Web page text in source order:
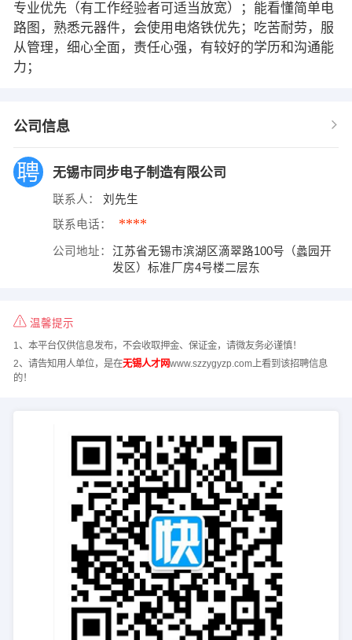
专业优先（有工作经验者可适当放宽）；能看懂简单电
路图，熟悉元器件，会使用电烙铁优先；吃苦耐劳，服
从管理，细心全面，责任心强，有较好的学历和沟通能
力；
公司信息
无锡市同步电子制造有限公司
联系人： 刘先生
联系电话： ****
公司地址：
江苏省无锡市滨湖区滴翠路100号（蠡园开
发区）标准厂房4号楼二层东
温馨提示
1、本平台仅供信息发布，不会收取押金、保证金，请微友务必谨慎！
2、请告知用人单位，是在无锡人才网www.szzygyzp.com上看到该招聘信息
的！